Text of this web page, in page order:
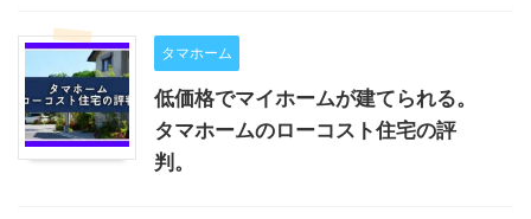
タマホーム
低価格でマイホームが建てられる。
タマホームのローコスト住宅の評
判。